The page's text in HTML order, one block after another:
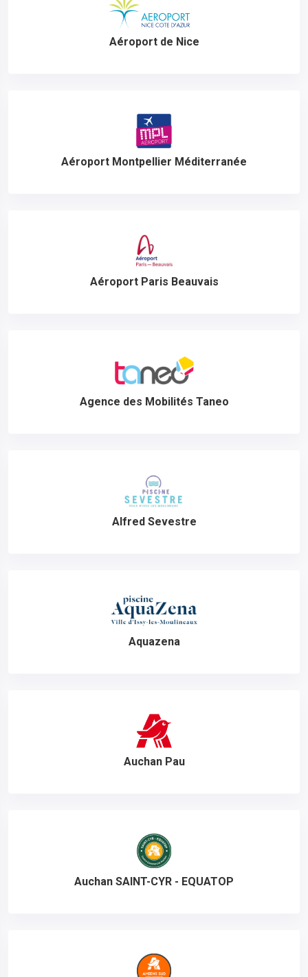
Aéroport de Nice
Aéroport Montpellier Méditerranée
Aéroport Paris Beauvais
Agence des Mobilités Taneo
Alfred Sevestre
Aquazena
Auchan Pau
Auchan SAINT-CYR - EQUATOP